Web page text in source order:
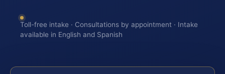
Toll-free intake · Consultations by appointment · Intake
available in English and Spanish